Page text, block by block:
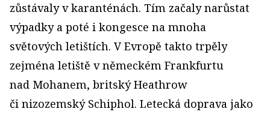
zůstávaly v karanténách. Tím začaly narůstat
výpadky a poté i kongesce na mnoha
světových letištích. V Evropě takto trpěly
zejména letiště v německém Frankfurtu
nad Mohanem, britský Heathrow
či nizozemský Schiphol. Letecká doprava jako